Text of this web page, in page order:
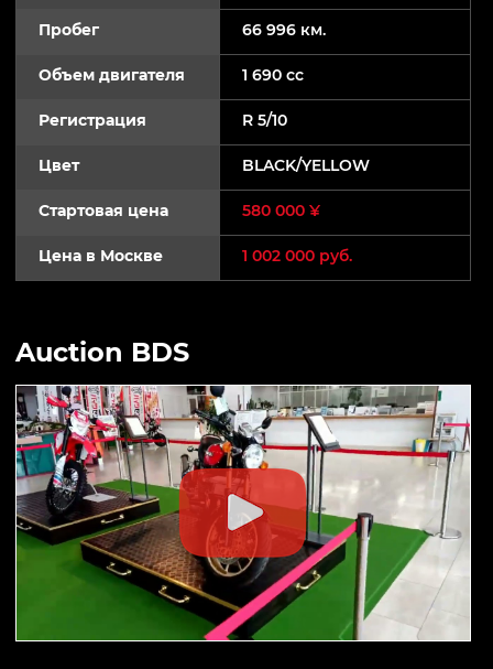
Пробег 66 996 км.
Объем двигателя 1 690 cc
Регистрация R 5/10
Цвет BLACK/YELLOW
Стартовая цена 580 000 ¥
Цена в Москве 1 002 000 руб.
Auction BDS